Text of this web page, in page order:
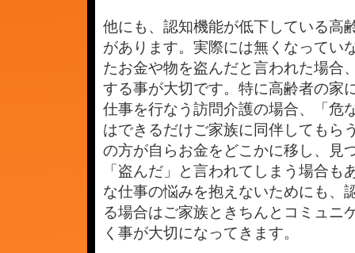
他にも、認知機能が低下している高
があります。実際には無くなってい
たお金や物を盗んだと言われた場合
する事が大切です。特に高齢者の家
仕事を行なう訪問介護の場合、「危
はできるだけご家族に同伴してもら
の方が自らお金をどこかに移し、見
「盗んだ」と言われてしまう場合も
な仕事の悩みを抱えないためにも、
る場合はご家族ときちんとコミュニ
く事が大切になってきます。